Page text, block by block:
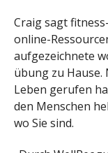
Craig sagt
online-
aufgezeichnete
übung zu Hause.
Leben gerufen
den Menschen
wo Sie sind.